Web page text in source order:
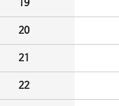
19
20
21
22